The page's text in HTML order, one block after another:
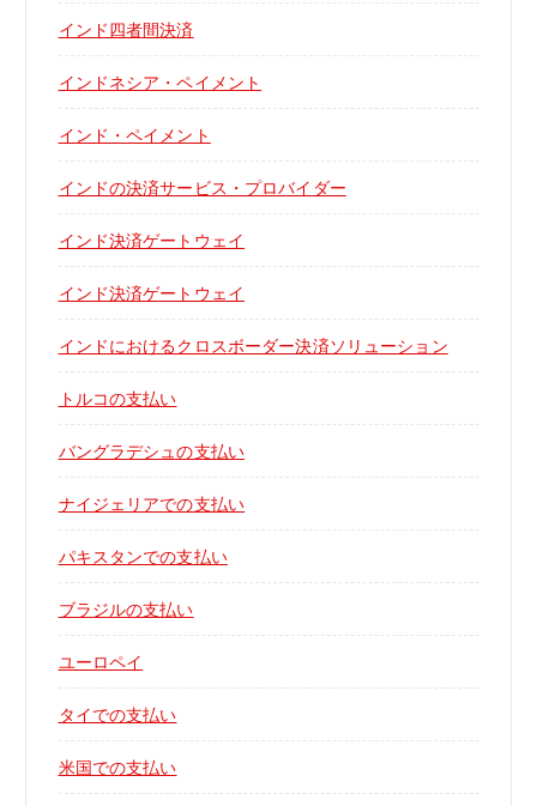
インド四者間決済
インドネシア・ペイメント
インド・ペイメント
インドの決済サービス・プロバイダー
インド決済ゲートウェイ
インド決済ゲートウェイ
インドにおけるクロスボーダー決済ソリューション
トルコの支払い
バングラデシュの支払い
ナイジェリアでの支払い
パキスタンでの支払い
ブラジルの支払い
ユーロペイ
タイでの支払い
米国での支払い